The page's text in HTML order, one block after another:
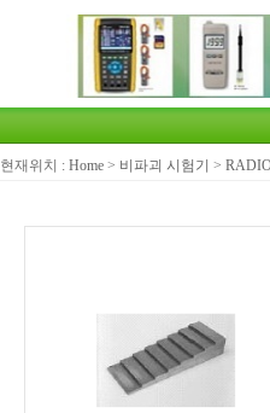
현재위치 : Home > 비파괴 시험기 >